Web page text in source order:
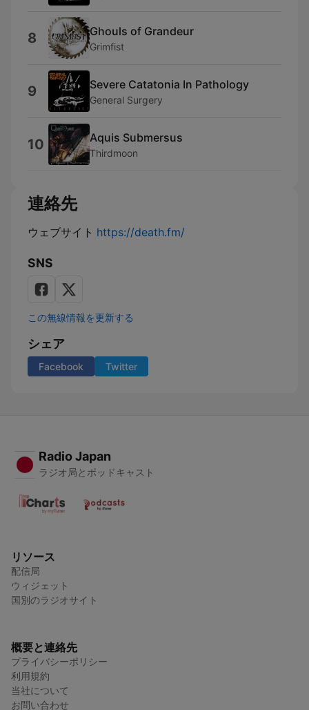
8 Ghouls of Grandeur
Grimfist
9 Severe Catatonia In Pathology
General Surgery
10 Aquis Submersus
Thirdmoon
連絡先
ウェブサイト https://death.fm/
SNS
この無線情報を更新する
シェア
Facebook Twitter
Radio Japan
ラジオ局とポッドキャスト
リソース
配信局
ウィジェット
国別のラジオサイト
概要と連絡先
プライバシーポリシー
利用規約
当社について
お問い合わせ